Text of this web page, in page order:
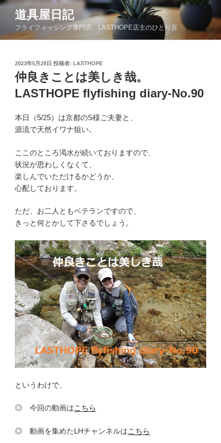
コ
ン
道具屋日記
フライフィッシング専門店、LASTHOPE店主のひとり言
投
稿
日:
2023年5月28日 投稿者: LASTHOPE
仲良きことは美しき哉。
LASTHOPE flyfishing diary-No.90
本日（5/25）は京都のS様ご夫妻と、
源流で天然イワナ狙い。
ここのところ渇水が続いておりますので、
状況が思わしくなくて、
楽しんでいただけるかどうか、
心配しております。
ただ、お二人ともベテランですので、
きっと何とかして下さるでしょう。
というわけで、
◎ 今回の動画はこちら
◎ 動画を集めたLHチャンネルはこちら